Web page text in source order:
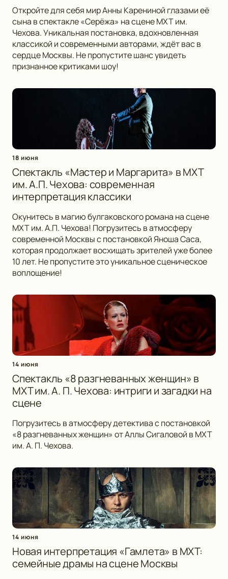
Откройте для себя мир Анны Карениной глазами её
сына в спектакле «Серёжа» на сцене МХТ им.
Чехова. Уникальная постановка, вдохновленная
классикой и современными авторами, ждёт вас в
сердце Москвы. Не пропустите шанс увидеть
признанное критиками шоу!
18 июня
Спектакль «Мастер и Маргарита» в МХТ
им. А.П. Чехова: современная
интерпретация классики
Окунитесь в магию булгаковского романа на сцене
МХТ им. А.П. Чехова! Погрузитесь в атмосферу
современной Москвы с постановкой Яноша Саса,
которая продолжает восхищать зрителей уже более
10 лет. Не пропустите это уникальное сценическое
воплощение!
14 июня
Спектакль «8 разгневанных женщин» в
МХТ им. А. П. Чехова: интриги и загадки на
сцене
Погрузитесь в атмосферу детектива с постановкой
«8 разгневанных женщин» от Аллы Сигаловой в МХТ
им. А. П. Чехова.
14 июня
Новая интерпретация «Гамлета» в МХТ:
семейные драмы на сцене Москвы